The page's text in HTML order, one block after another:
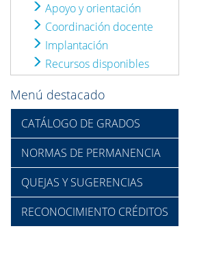
Apoyo y orientación
Coordinación docente
Implantación
Recursos disponibles
Menú destacado
CATÁLOGO DE GRADOS
NORMAS DE PERMANENCIA
QUEJAS Y SUGERENCIAS
RECONOCIMIENTO CRÉDITOS